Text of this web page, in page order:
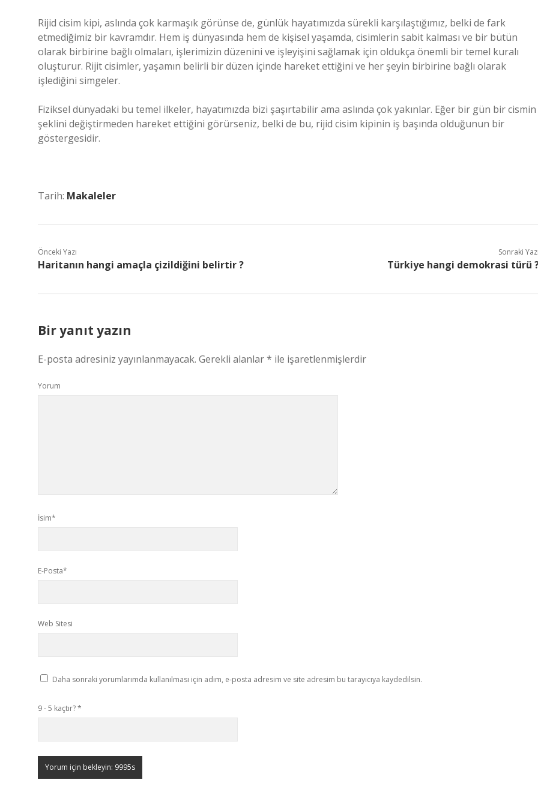
Rijid cisim kipi, aslında çok karmaşık görünse de, günlük hayatımızda sürekli karşılaştığımız, belki de fark
etmediğimiz bir kavramdır. Hem iş dünyasında hem de kişisel yaşamda, cisimlerin sabit kalması ve bir bütün
olarak birbirine bağlı olmaları, işlerimizin düzenini ve işleyişini sağlamak için oldukça önemli bir temel kuralı
oluşturur. Rijit cisimler, yaşamın belirli bir düzen içinde hareket ettiğini ve her şeyin birbirine bağlı olarak
işlediğini simgeler.
Fiziksel dünyadaki bu temel ilkeler, hayatımızda bizi şaşırtabilir ama aslında çok yakınlar. Eğer bir gün bir cismin
şeklini değiştirmeden hareket ettiğini görürseniz, belki de bu, rijid cisim kipinin iş başında olduğunun bir
göstergesidir.
Tarih: Makaleler
Önceki Yazı
Haritanın hangi amaçla çizildiğini belirtir ?
Sonraki
Türkiye hangi demokrasi türü
Bir yanıt yazın
E-posta adresiniz yayınlanmayacak. Gerekli alanlar* ile işaretlenmişlerdir
Yorum
İsim*
E-Posta*
Web Sitesi
Daha sonraki yorumlarımda kullanılması için adım, e-posta adresim ve site adresim bu tarayıcıya kaydedilsin.
9 - 5 kaçtır?*